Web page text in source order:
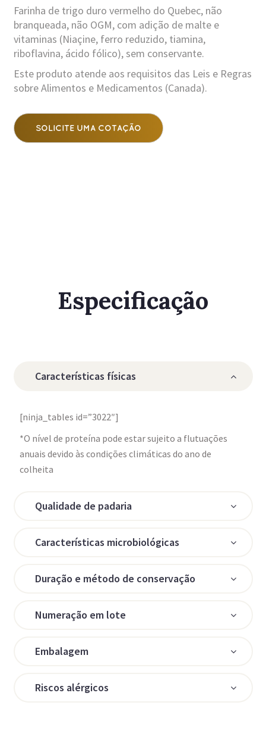
Farinha de trigo duro vermelho do Quebec, não
branqueada, não OGM, com adição de malte e
vitaminas (Niaçine, ferro reduzido, tiamina,
riboflavina, ácido fólico), sem conservante.
Este produto atende aos requisitos das Leis e Regras
sobre Alimentos e Medicamentos (Canada).
SOLICITE UMA COTAÇÃO
Especificação
Características físicas
[ninja_tables id=”3022″]
*O nível de proteína pode estar sujeito a flutuações
anuais devido às condições climáticas do ano de
colheita
Qualidade de padaria
Características microbiológicas
Duração e método de conservação
Numeração em lote
Embalagem
Riscos alérgicos